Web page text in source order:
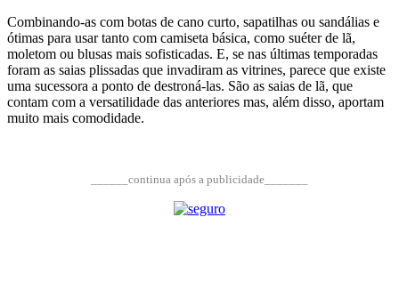
Combinando-as com botas de cano curto, sapatilhas ou sandálias e
ótimas para usar tanto com camiseta básica, como suéter de lã,
moletom ou blusas mais sofisticadas. E, se nas últimas temporadas
foram as saias plissadas que invadiram as vitrines, parece que existe
uma sucessora a ponto de destroná-las. São as saias de lã, que
contam com a versatilidade das anteriores mas, além disso, aportam
muito mais comodidade.
______continua após a publicidade_______